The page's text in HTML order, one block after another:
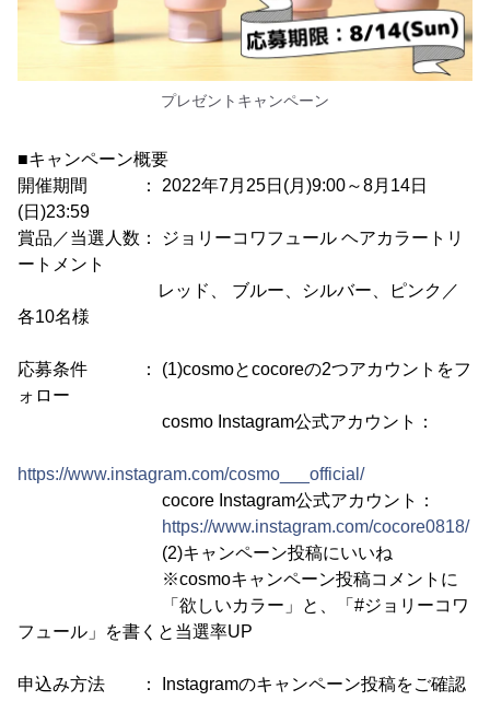
プレゼントキャンペーン
■キャンペーン概要
開催期間 ： 2022年7月25日(月)9:00～8月14日
(日)23:59
賞品／当選人数： ジョリーコワフュール ヘアカラートリ
ートメント
レッド、 ブルー、シルバー、ピンク／
各10名様
応募条件 ： (1)cosmoとcocoreの2つアカウントをフ
ォロー
cosmo Instagram公式アカウント：
https://www.instagram.com/cosmo___official/
cocore Instagram公式アカウント：
https://www.instagram.com/cocore0818/
(2)キャンペーン投稿にいいね
※cosmoキャンペーン投稿コメントに
「欲しいカラー」と、「#ジョリーコワ
フュール」を書くと当選率UP
申込み方法 ： Instagramのキャンペーン投稿をご確認